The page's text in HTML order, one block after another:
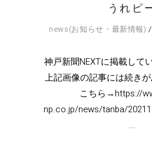
うれピ
news(お知らせ・最新情報)
神戸新聞NEXTに掲載して
上記画像の記事には続き
こちら→https://
np.co.jp/news/tanba/